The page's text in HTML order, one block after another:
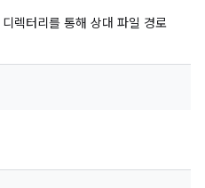
렉터리를 통해 상대 파일 경로